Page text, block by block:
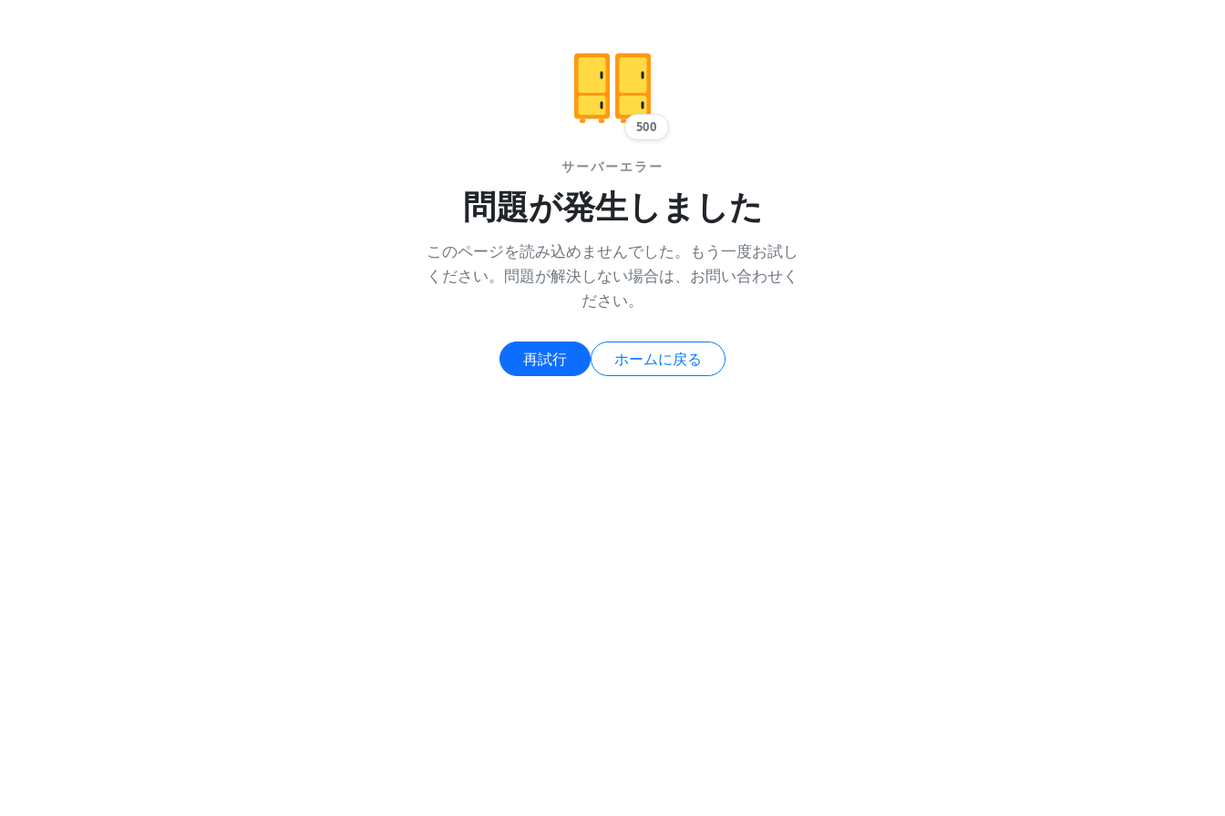
500
サーバーエラー
問題が発生しました
このページを読み込めませんでした。もう一度お試し
ください。問題が解決しない場合は、お問い合わせく
ださい。
再試行 ホームに戻る